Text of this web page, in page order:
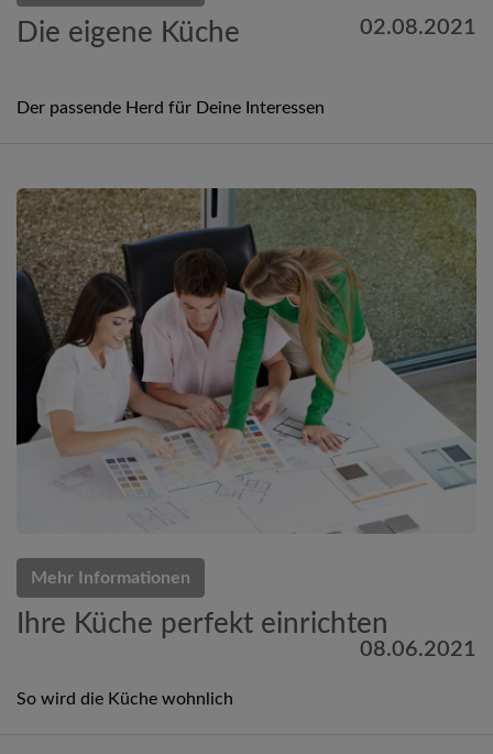
Die eigene Küche 02.08.2021
Der passende Herd für Deine Interessen
Mehr Informationen
Ihre Küche perfekt einrichten
08.06.2021
So wird die Küche wohnlich